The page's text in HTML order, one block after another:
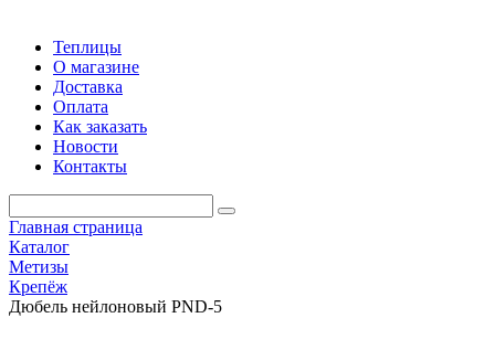
Теплицы
О магазине
Доставка
Оплата
Как заказать
Новости
Контакты
Главная страница
Каталог
Метизы
Крепёж
Дюбель нейлоновый PND-5